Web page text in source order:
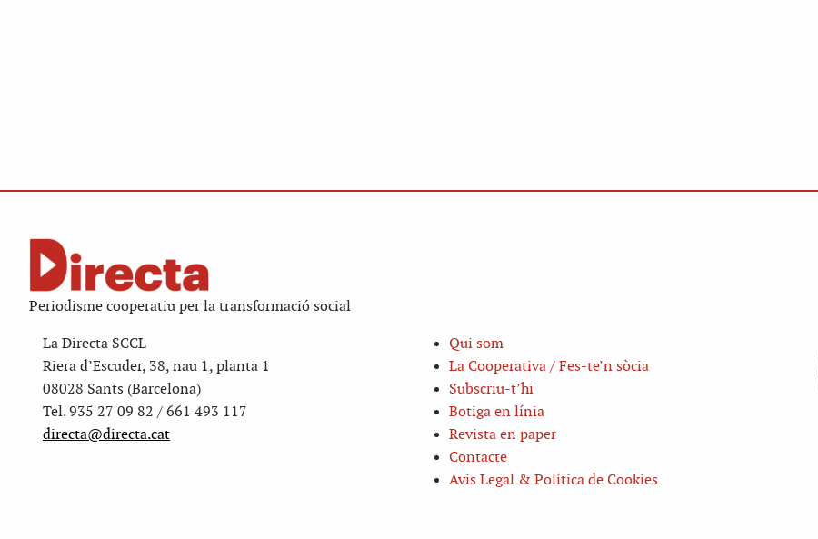
Periodisme cooperatiu per la transformació social
La Directa SCCL
Riera d’Escuder, 38, nau 1, planta 1
08028 Sants (Barcelona)
Tel. 935 27 09 82 / 661 493 117
directa@directa.cat
Qui som
La Cooperativa / Fes-te’n sòcia
Subscriu-t’hi
Botiga en línia
Revista en paper
Contacte
Avis Legal & Política de Cookies